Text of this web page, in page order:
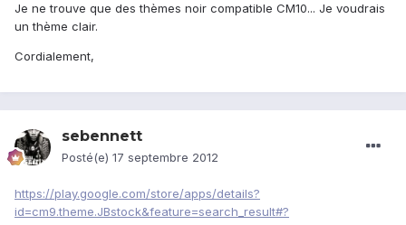
Je ne trouve que des thèmes noir compatible CM10... Je voudrais
un thème clair.
Cordialement,
sebennett
Posté(e) 17 septembre 2012
https://play.google.com/store/apps/details?
id=cm9.theme.JBstock&feature=search_result#?